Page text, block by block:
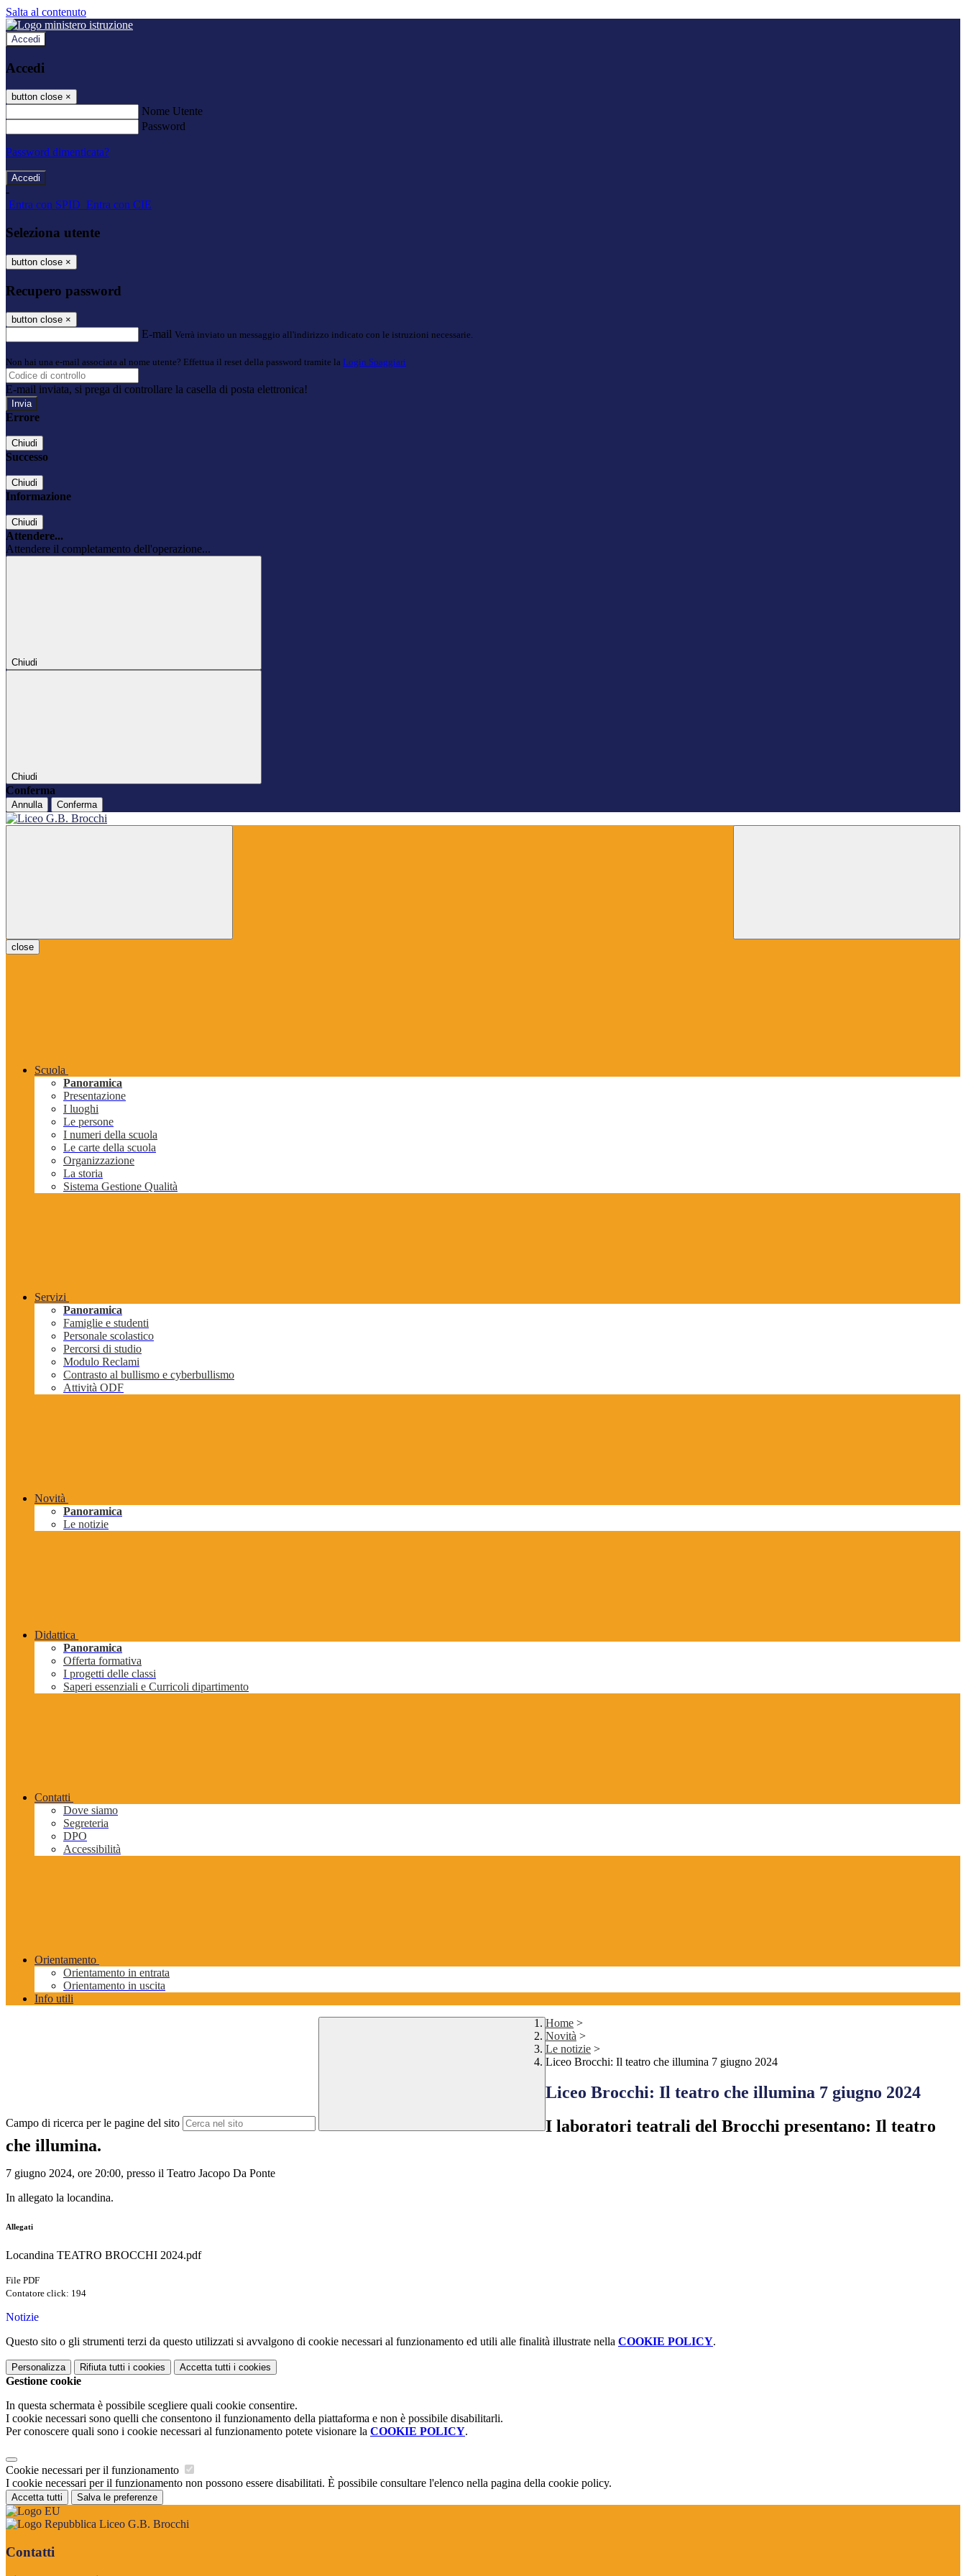
Salta al contenuto
Accedi
Accedi
button close ×
Nome Utente
Password
Password dimenticata?
-
Entra con SPID Entra con CIE
Seleziona utente
button close ×
Recupero password
button close ×
E-mail Verrà inviato un messaggio all'indirizzo indicato con le istruzioni necessarie.
Non hai una e-mail associata al nome utente? Effettua il reset della password tramite la Login Spaggiari
E-mail inviata, si prega di controllare la casella di posta elettronica!
Errore
Chiudi
Successo
Chiudi
Informazione
Chiudi
Attendere...
Attendere il completamento dell'operazione...
Chiudi
Chiudi
Conferma
Annulla Conferma
close
Scuola
Panoramica
Presentazione
I luoghi
Le persone
I numeri della scuola
Le carte della scuola
Organizzazione
La storia
Sistema Gestione Qualità
Servizi
Panoramica
Famiglie e studenti
Personale scolastico
Percorsi di studio
Modulo Reclami
Contrasto al bullismo e cyberbullismo
Attività ODF
Novità
Panoramica
Le notizie
Didattica
Panoramica
Offerta formativa
I progetti delle classi
Saperi essenziali e Curricoli dipartimento
Contatti
Dove siamo
Segreteria
DPO
Accessibilità
Orientamento
Orientamento in entrata
Orientamento in uscita
Info utili
Campo di ricerca per le pagine del sito
Home >
Novità >
Le notizie >
Liceo Brocchi: Il teatro che illumina 7 giugno 2024
Liceo Brocchi: Il teatro che illumina 7 giugno 2024
I laboratori teatrali del Brocchi presentano: Il teatro
che illumina.
7 giugno 2024, ore 20:00, presso il Teatro Jacopo Da Ponte
In allegato la locandina.
Allegati
Locandina TEATRO BROCCHI 2024.pdf
File PDF
Contatore click: 194
Notizie
Questo sito o gli strumenti terzi da questo utilizzati si avvalgono di cookie necessari al funzionamento ed utili alle finalità illustrate nella COOKIE POLICY.
Personalizza Rifiuta tutti i cookies Accetta tutti i cookies
Gestione cookie
In questa schermata è possibile scegliere quali cookie consentire.
I cookie necessari sono quelli che consentono il funzionamento della piattaforma e non è possibile disabilitarli.
Per conoscere quali sono i cookie necessari al funzionamento potete visionare la COOKIE POLICY.
Cookie necessari per il funzionamento
I cookie necessari per il funzionamento non possono essere disabilitati. È possibile consultare l'elenco nella pagina della cookie policy.
Accetta tutti Salva le preferenze
Liceo G.B. Brocchi
Contatti